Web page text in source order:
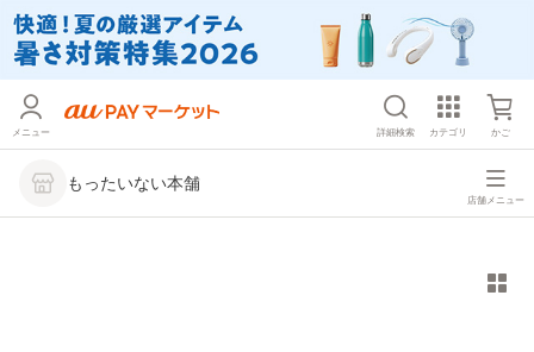
メニュー 詳細検索 カテゴリ かご
もったいない本舗
店舗メニュー